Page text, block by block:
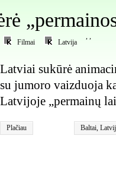
,
Filmai
,
Latvija
Latviai sukūrė
su jumoro vaizduoja
Latvijoje „permainų
Plačiau Baltai,